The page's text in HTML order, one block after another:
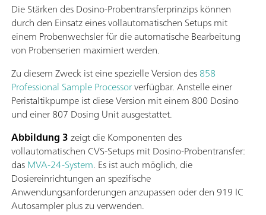
Die Stärken des Dosino-Probentransferprinzips können
durch den Einsatz eines vollautomatischen Setups mit
einem Probenwechsler für die automatische Bearbeitung
von Probenserien maximiert werden.
Zu diesem Zweck ist eine spezielle Version des858
Professional Sample Processorverfügbar. Anstelle einer
Peristaltikpumpe ist diese Version mit einem 800 Dosino
und einer 807 Dosing Unit ausgestattet.
Abbildung 3zeigt die Komponenten des
vollautomatischen CVS-Setups mit Dosino-Probentransfer:
dasMVA-24-System. Es ist auch möglich, die
Dosiereinrichtungen an spezifische
Anwendungsanforderungen anzupassen oder den 919 IC
Autosampler plus zu verwenden.